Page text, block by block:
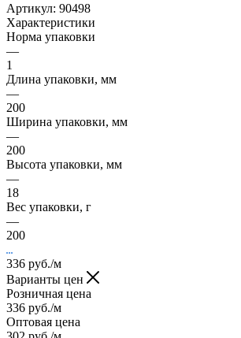
Артикул: 90498
Характеристики
Норма упаковки
—
1
Длина упаковки, мм
—
200
Ширина упаковки, мм
—
200
Высота упаковки, мм
—
18
Вес упаковки, г
—
200
336 руб./м
Варианты цен
Розничная цена
336 руб./м
Оптовая цена